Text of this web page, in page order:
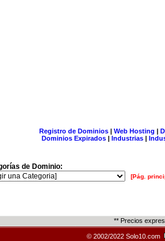
Registro de Dominios| Web Hosting |
Dominios Expirados | Industrias |
de Dominio:
[Pág.
** Precios
© 2002/2022 Solo10.com